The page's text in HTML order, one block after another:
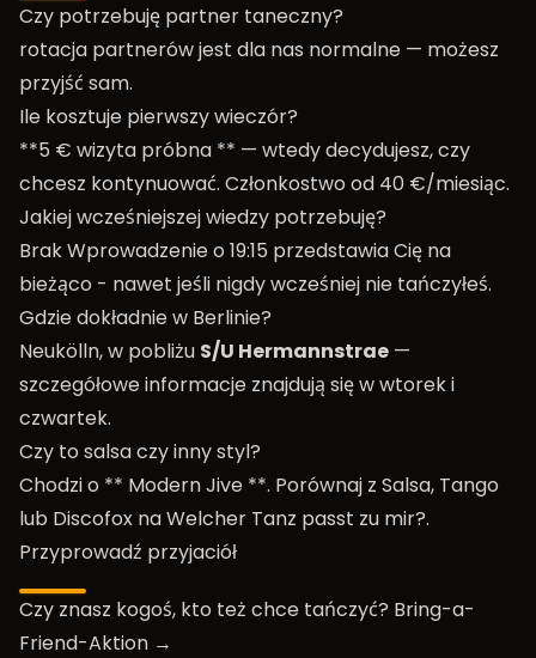
Czy potrzebuję partner taneczny?
rotacja partnerów jest dla nas normalne — możesz
przyjść sam.
Ile kosztuje pierwszy wieczór?
**5 € wizyta próbna ** — wtedy decydujesz, czy
chcesz kontynuować. Członkostwo od 40 €/miesiąc.
Jakiej wcześniejszej wiedzy potrzebuję?
Brak Wprowadzenie o 19:15 przedstawia Cię na
bieżąco - nawet jeśli nigdy wcześniej nie tańczyłeś.
Gdzie dokładnie w Berlinie?
Neukölln, w pobliżu S/U Hermannstrae —
szczegółowe informacje znajdują się wwtoreki
czwartek.
Czy to salsa czy inny styl?
Chodzi o ** Modern Jive **. Porównaj z Salsa, Tango
lub Discofox naWelcher Tanz passt zu mir?.
Przyprowadź przyjaciół
Czy znasz kogoś, kto też chce tańczyć? Bring-a-
Friend-Aktion →